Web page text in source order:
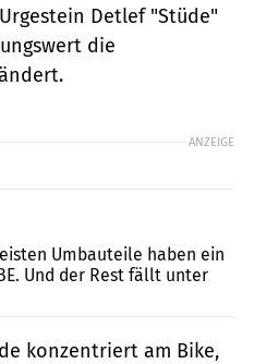
Detlef "Stüde"
die
ANZEIGE
Umbauteile haben ein
Und der Rest fällt unter
konzentriert am Bike,